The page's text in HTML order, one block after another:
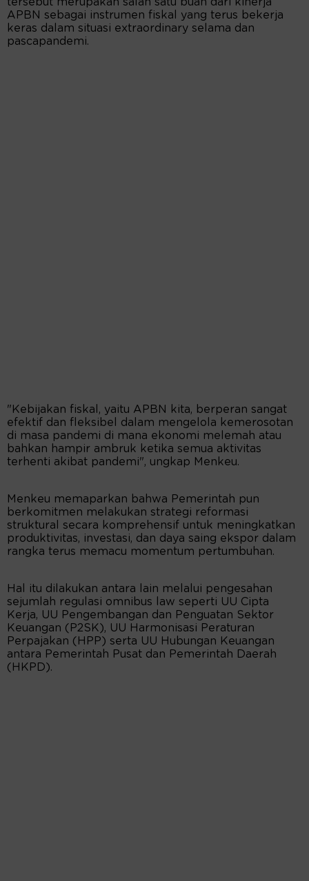
APBN sebagai instrumen fiskal yang terus bekerja
keras dalam situasi extraordinary selama dan
pascapandemi.
"Kebijakan fiskal, yaitu APBN kita, berperan sangat
efektif dan fleksibel dalam mengelola kemerosotan
di masa pandemi di mana ekonomi melemah atau
bahkan hampir ambruk ketika semua aktivitas
terhenti akibat pandemi", ungkap Menkeu.
Menkeu memaparkan bahwa Pemerintah pun
berkomitmen melakukan strategi reformasi
struktural secara komprehensif untuk meningkatkan
produktivitas, investasi, dan daya saing ekspor dalam
rangka terus memacu momentum pertumbuhan.
Hal itu dilakukan antara lain melalui pengesahan
sejumlah regulasi omnibus law seperti UU Cipta
Kerja, UU Pengembangan dan Penguatan Sektor
Keuangan (P2SK), UU Harmonisasi Peraturan
Perpajakan (HPP) serta UU Hubungan Keuangan
antara Pemerintah Pusat dan Pemerintah Daerah
(HKPD).